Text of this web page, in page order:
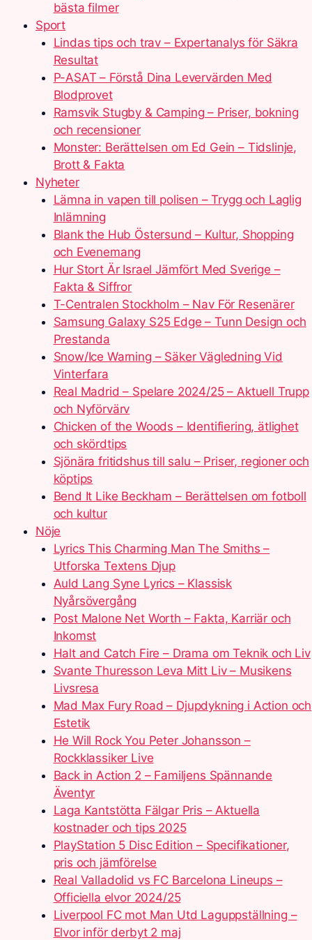
bästa filmer
Sport
Lindas tips och trav – Expertanalys för Säkra
Resultat
P-ASAT – Förstå Dina Levervärden Med
Blodprovet
Ramsvik Stugby & Camping – Priser, bokning
och recensioner
Monster: Berättelsen om Ed Gein – Tidslinje,
Brott & Fakta
Nyheter
Lämna in vapen till polisen – Trygg och Laglig
Inlämning
Blank the Hub Östersund – Kultur, Shopping
och Evenemang
Hur Stort Är Israel Jämfört Med Sverige –
Fakta & Siffror
T-Centralen Stockholm – Nav För Resenärer
Samsung Galaxy S25 Edge – Tunn Design och
Prestanda
Snow/Ice Warning – Säker Vägledning Vid
Vinterfara
Real Madrid – Spelare 2024/25 – Aktuell Trupp
och Nyförvärv
Chicken of the Woods – Identifiering, ätlighet
och skördtips
Sjönära fritidshus till salu – Priser, regioner och
köptips
Bend It Like Beckham – Berättelsen om fotboll
och kultur
Nöje
Lyrics This Charming Man The Smiths –
Utforska Textens Djup
Auld Lang Syne Lyrics – Klassisk
Nyårsövergång
Post Malone Net Worth – Fakta, Karriär och
Inkomst
Halt and Catch Fire – Drama om Teknik och Liv
Svante Thuresson Leva Mitt Liv – Musikens
Livsresa
Mad Max Fury Road – Djupdykning i Action och
Estetik
He Will Rock You Peter Johansson –
Rockklassiker Live
Back in Action 2 – Familjens Spännande
Äventyr
Laga Kantstötta Fälgar Pris – Aktuella
kostnader och tips 2025
PlayStation 5 Disc Edition – Specifikationer,
pris och jämförelse
Real Valladolid vs FC Barcelona Lineups –
Officiella elvor 2024/25
Liverpool FC mot Man Utd Laguppställning –
Elvor inför derbyt 2 maj